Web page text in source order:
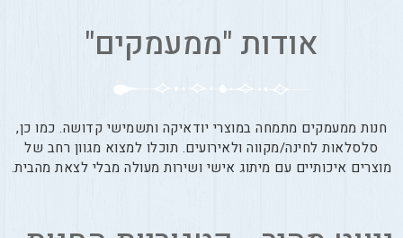
אודות "ממעמקים"
חנות ממעמקים מתמחה במוצרי יודאיקה ותשמישי קדושה. כמו כן,
סלסלאות לחינה/מקווה ולאירועים. תוכלו למצוא מגוון רחב של
מוצרים איכותיים עם מיתוג אישי ושירות מעולה מבלי לצאת מהבית.